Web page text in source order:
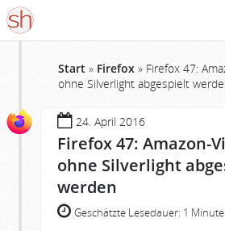
Start » Firefox » Firefox 47:
ohne Silverlight abgespielt
24. April 2016
Firefox 47: Amazon-
ohne Silverlight
werden
Geschätzte Lesedauer: 1 Minute